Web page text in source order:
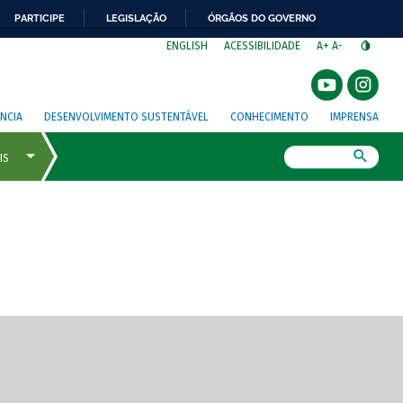
PARTICIPE LEGISLAÇÃO ÓRGÃOS DO GOVERNO
ENGLISH ACESSIBILIDADE A+ A-
DESENVOLVIMENTO SUSTENTÁVEL CONHECIMENTO IMPRENSA
de tela